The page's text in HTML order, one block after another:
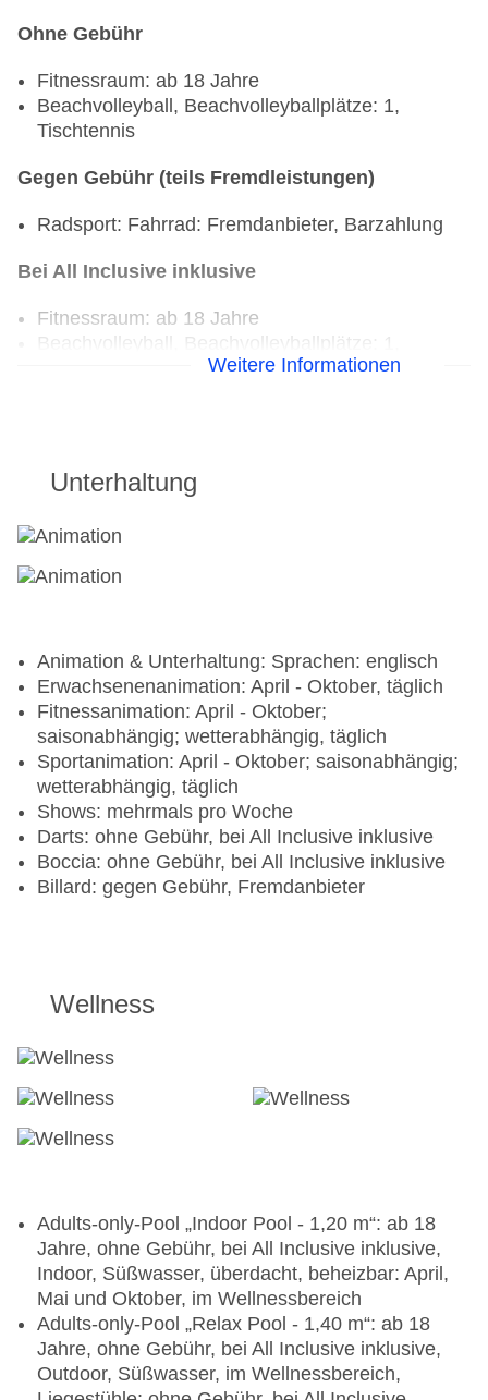
Ohne Gebühr
Fitnessraum: ab 18 Jahre
Beachvolleyball, Beachvolleyballplätze: 1,
Tischtennis
Gegen Gebühr (teils Fremdleistungen)
Radsport: Fahrrad: Fremdanbieter, Barzahlung
Bei All Inclusive inklusive
Fitnessraum: ab 18 Jahre
Beachvolleyball, Beachvolleyballplätze: 1,
Weitere Informationen
Unterhaltung
Animation & Unterhaltung: Sprachen: englisch
Erwachsenenanimation: April - Oktober, täglich
Fitnessanimation: April - Oktober;
saisonabhängig; wetterabhängig, täglich
Sportanimation: April - Oktober; saisonabhängig;
wetterabhängig, täglich
Shows: mehrmals pro Woche
Darts: ohne Gebühr, bei All Inclusive inklusive
Boccia: ohne Gebühr, bei All Inclusive inklusive
Billard: gegen Gebühr, Fremdanbieter
Wellness
Adults-only-Pool „Indoor Pool - 1,20 m“: ab 18
Jahre, ohne Gebühr, bei All Inclusive inklusive,
Indoor, Süßwasser, überdacht, beheizbar: April,
Mai und Oktober, im Wellnessbereich
Adults-only-Pool „Relax Pool - 1,40 m“: ab 18
Jahre, ohne Gebühr, bei All Inclusive inklusive,
Outdoor, Süßwasser, im Wellnessbereich,